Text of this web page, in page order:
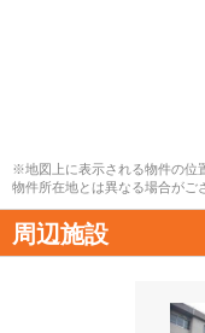
※地図上に表示される物件の位
物件所在地とは異なる場合がご
周辺施設